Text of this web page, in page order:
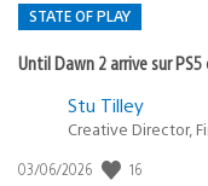
STATE OF PLAY
Until Dawn 2 arrive sur PS5
Postée
:
Stu Tilley
Creative Director,
Date
03/06/2026 16